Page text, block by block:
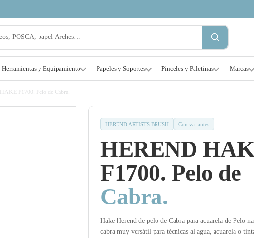
Herramientas y Equipamiento Papeles y Soportes Pinceles y Paletinas Marcas
F1700. Pelo de Cabra.
HEREND ARTISTS BRUSH Con variantes
HEREND
F1700. Pelo de
Cabra.
Hake Herend de pelo de Cabra para acuarela de Pelo
cabra muy versátil para técnicas al agua, acuarela o